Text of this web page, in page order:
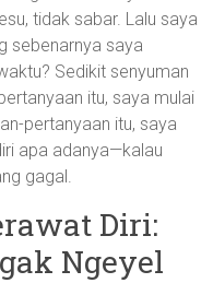
tidak sabar. Lalu saya
sebenarnya saya
Sedikit senyuman
itu, saya mulai
pertanyaan itu, saya
apa adanya—kalau
gagal.
Diri:
Ngeyel